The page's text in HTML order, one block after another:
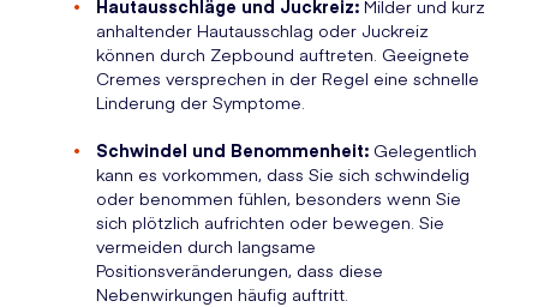
Hautausschläge und Juckreiz: Milder und kurz
anhaltender Hautausschlag oder Juckreiz
können durch Zepbound auftreten. Geeignete
Cremes versprechen in der Regel eine schnelle
Linderung der Symptome.
Schwindel und Benommenheit: Gelegentlich
kann es vorkommen, dass Sie sich schwindelig
oder benommen fühlen, besonders wenn Sie
sich plötzlich aufrichten oder bewegen. Sie
vermeiden durch langsame
Positionsveränderungen, dass diese
Nebenwirkungen häufig auftritt.